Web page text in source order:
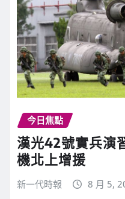
今日焦點
漢光42號實兵演
機北上增援
新一代時報 8 月 5,